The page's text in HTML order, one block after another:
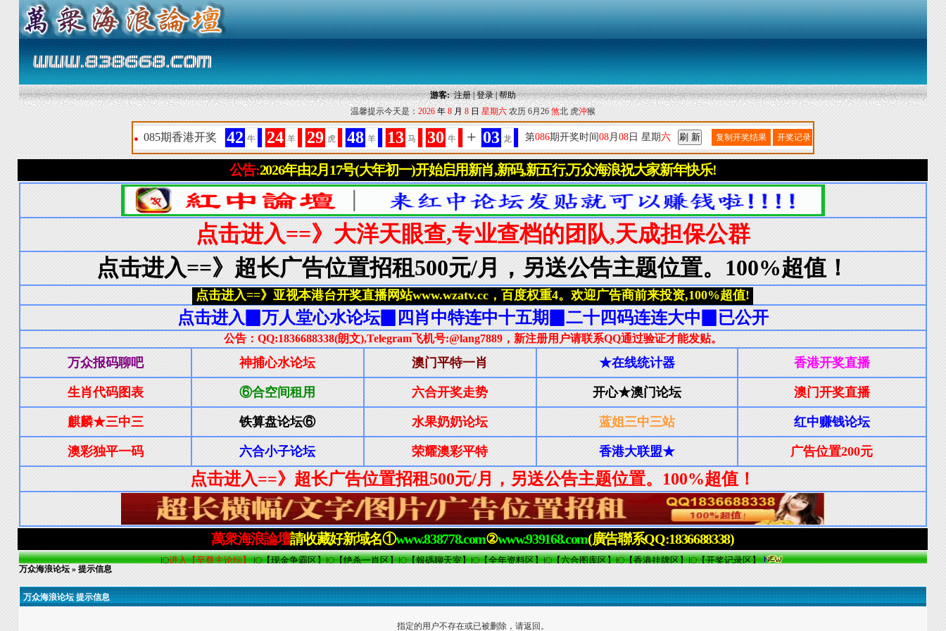
游客:注册|登录|帮助
温馨提示今天是： 2026年 8月 8日 星期六 农历 6月26 煞北 虎沖猴
万众海浪论坛» 提示信息
万众海浪论坛 提示信息
指定的用户不存在或已被删除，请返回。